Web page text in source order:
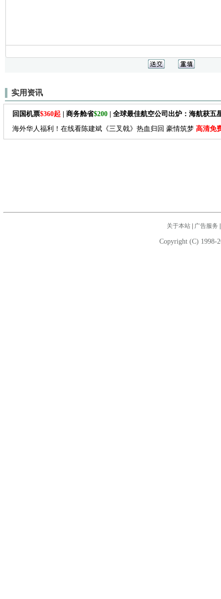
实用资讯
回国机票$360起 | 商务舱省$200 | 全球最佳航空公司出炉：海航获五
海外华人福利！在线看陈建斌《三叉戟》热血归回 豪情筑梦 高清免
关于本站| 广告服务
Copyright (C) 1998-